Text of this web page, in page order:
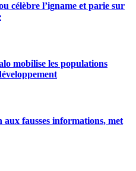
célèbre l’igname et parie sur
mobilise les populations
fausses informations, met